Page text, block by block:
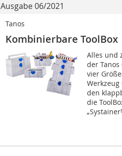
Ausgabe 06/2021
Tanos
Kombinierbare ToolBox
Alles und
der
vier
den
die